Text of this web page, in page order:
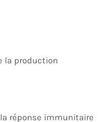
la production
réponse immunitaire